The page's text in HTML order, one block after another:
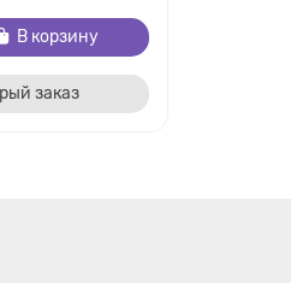
В корзину
заказ